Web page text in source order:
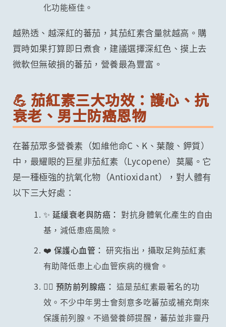
化功能極佳。
越熟透、越深紅的蕃茄，其茄紅素含量就越高。購
買時如果打算即日煮食，建議選擇深紅色、摸上去
微軟但無破損的蕃茄，營養最為豐富。
💪 茄紅素三大功效：護心、抗
衰老、男士防癌恩物
在蕃茄眾多營養素（如維他命C、K、葉酸、鉀質）
中，最耀眼的巨星非茄紅素（Lycopene）莫屬。它
是一種極強的抗氧化物（Antioxidant），對人體有
以下三大好處：
✨ 延緩衰老與防癌： 對抗身體氧化產生的自由
基，減低患癌風險。
❤️ 保護心血管： 研究指出，攝取足夠茄紅素
有助降低患上心血管疾病的機會。
🧔‍♂️ 預防前列腺癌： 這是茄紅素最著名的功
效。不少中年男士會刻意多吃蕃茄或補充劑來
保護前列腺。不過營養師提醒，蕃茄並非靈丹